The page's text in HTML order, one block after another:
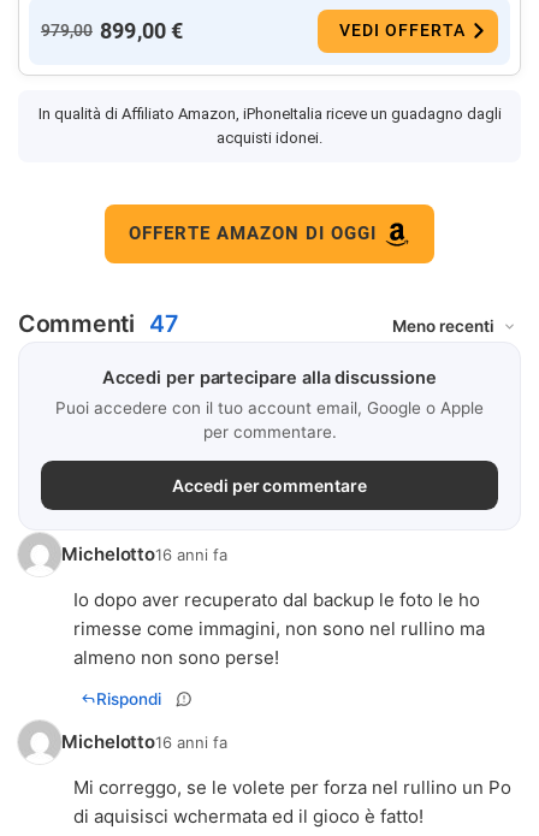
979,00 899,00 € VEDI OFFERTA
In qualità di Affiliato Amazon, iPhoneItalia riceve un guadagno dagli
acquisti idonei.
OFFERTE AMAZON DI OGGI
Commenti 47
Accedi per partecipare alla discussione
Puoi accedere con il tuo account email, Google o Apple
per commentare.
Accedi per commentare
Michelotto16 anni fa
Io dopo aver recuperato dal backup le foto le ho
rimesse come immagini, non sono nel rullino ma
almeno non sono perse!
Rispondi
Michelotto16 anni fa
Mi correggo, se le volete per forza nel rullino un Po
di aquisisci wchermata ed il gioco è fatto!